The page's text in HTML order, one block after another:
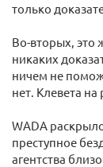
только
Во-вторых, это
никаких
ничем не
нет. Клевета
WADA
преступное
агентства